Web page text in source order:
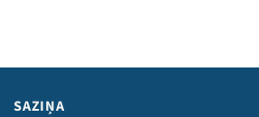
SAZIŅA